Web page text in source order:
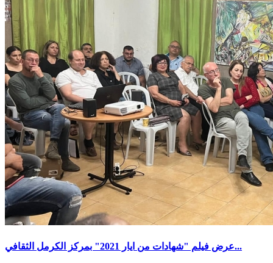
عرض فيلم "شهادات من ايار 2021" بمركز الكرمل الثقافي...